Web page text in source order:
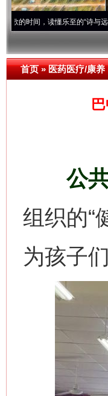
读懂乐至的“诗与远方”·[视频]从
首页»医药医疗/康养
公共
组织的“
为孩子